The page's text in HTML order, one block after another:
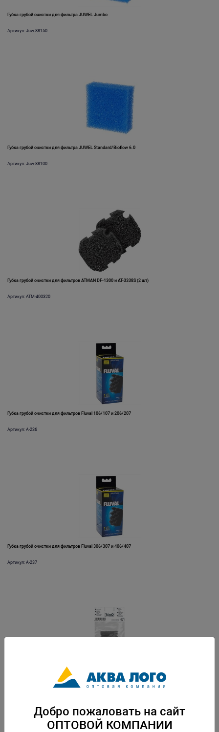
Губка грубой очистки для фильтра JUWEL Jumbo
Артикул: Juw-88150
Губка грубой очистки для фильтра JUWEL Standard/Bioflow 6.0
Артикул: Juw-88100
Губка грубой очистки для фильтров ATMAN DF-1300 и AT-3338S (2 шт)
Артикул: ATM-400320
Губка грубой очистки для фильтров Fluval 106/107 и 206/207
Артикул: A-236
Губка грубой очистки для фильтров Fluval 306/307 и 406/407
Артикул: A-237
Губка для внутреннего фильтра Tetra FilterJet 400
Добро пожаловать на сайт
ОПТОВОЙ КОМПАНИИ